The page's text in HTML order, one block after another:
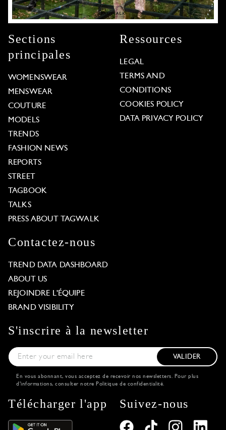
Sections
principales
WOMENSWEAR
MENSWEAR
COUTURE
MODELS
TRENDS
FASHION NEWS
REPORTS
STREET
TAGBOOK
TALKS
PRESS ABOUT TAGWALK
Ressources
LEGAL
TERMS AND
CONDITIONS
COOKIES POLICY
DATA PRIVACY POLICY
Contactez-nous
TREND DATA DASHBOARD
ABOUT US
REJOINDRE L'ÉQUIPE
BRAND VISIBILITY
S'inscrire à la newsletter
VALIDER
En vous abonnant, vous acceptez de recevoir nos newsletters. Pour plus
d'informations, consulter notre Politique de confidentialité.
Télécharger l'app Suivez-nous